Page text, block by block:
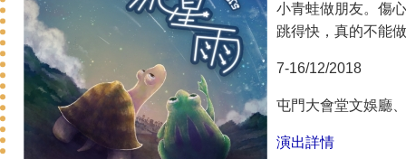
小青蛙做朋友。傷
跳得快，真的不能
7-16/12/2018
屯門大會堂文娛廳
演出詳情